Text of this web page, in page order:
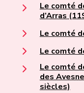
Le comté de Hainaut au lendemain du traité
d’Arras
Le comté
Le comté
Le comté
des
siècles)